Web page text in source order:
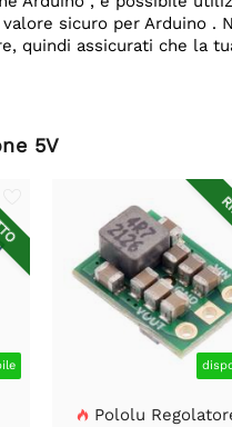
valore sicuro per Arduino
quindi assicurati che la
5V
Pololu